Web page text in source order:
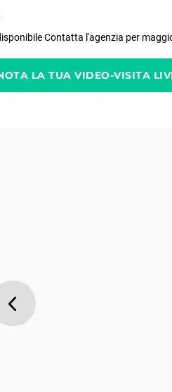
Contatta l'agenzia per
LA TUA VIDEO-VISITA